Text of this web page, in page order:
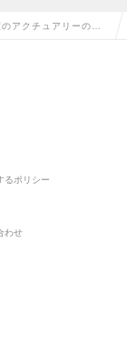
アクチュアリーの転
るポリシー
わせ